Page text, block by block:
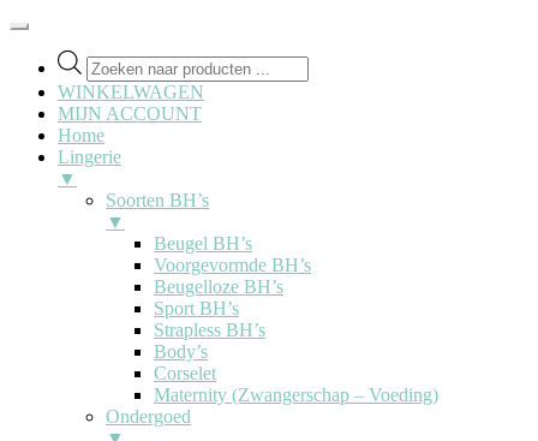
Producten
zoeken
WINKELWAGEN
MIJN ACCOUNT
Home
Lingerie
▼
Soorten BH’s
▼
Beugel BH’s
Voorgevormde BH’s
Beugelloze BH’s
Sport BH’s
Strapless BH’s
Body’s
Corselet
Maternity (Zwangerschap – Voeding)
Ondergoed